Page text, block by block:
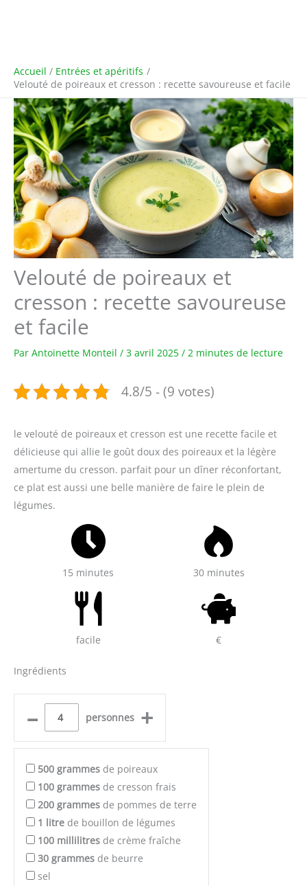
Accueil
Entrées et apéritifs
Velouté de poireaux et cresson : recette savoureuse et facile
Velouté de poireaux et
cresson : recette savoureuse
et facile
Par Antoinette Monteil / 3 avril 2025 / 2 minutes de lecture
4.8/5 - (9 votes)
le velouté de poireaux et cresson est une recette facile et
délicieuse qui allie le goût doux des poireaux et la légère
amertume du cresson. parfait pour un dîner réconfortant,
ce plat est aussi une belle manière de faire le plein de
légumes.
15 minutes 30 minutes
facile €
Ingrédients
– personnes +
500 grammes de poireaux
100 grammes de cresson frais
200 grammes de pommes de terre
1 litre de bouillon de légumes
100 millilitres de crème fraîche
30 grammes de beurre
sel